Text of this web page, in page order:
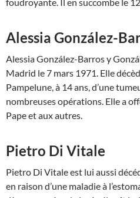
Alessia González-
Alessia González-Barros y
Madrid le 7 mars 1971. Elle
Pampelune, à 14 ans, d’une
nombreuses opérations. Elle a
Pape et aux autres.
Pietro Di Vitale
Pietro Di Vitale est lui aussi
en raison d’une maladie à